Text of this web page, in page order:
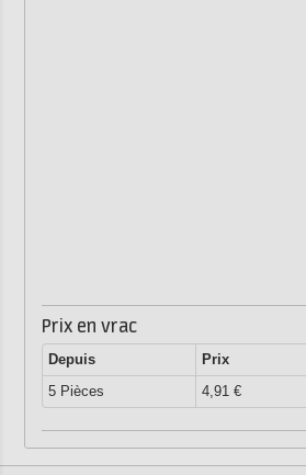
Prix en vrac
Depuis Prix
5 Pièces
4,91 €